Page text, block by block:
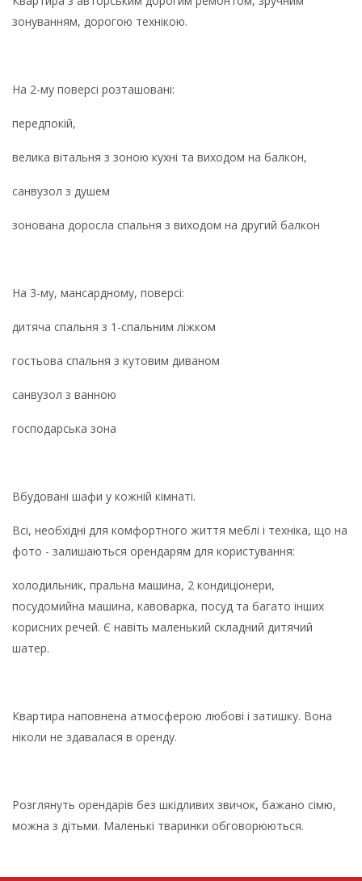
зонуванням, дорогою технікою.
На 2-му поверсі розташовані:
передпокій,
велика вітальня з зоною кухні та виходом на балкон,
санвузол з душем
зонована доросла спальня з виходом на другий балкон
На 3-му, мансардному, поверсі:
дитяча спальня з 1-спальним ліжком
гостьова спальня з кутовим диваном
санвузол з ванною
господарська зона
Вбудовані шафи у кожній кімнаті.
Всі, необхідні для комфортного життя меблі і техніка, що на
фото - залишаються орендарям для користування:
холодильник, пральна машина, 2 кондиціонери,
посудомийна машина, кавоварка, посуд та багато інших
корисних речей. Є навіть маленький складний дитячий
шатер.
Квартира наповнена атмосферою любові і затишку. Вона
ніколи не здавалася в оренду.
Розглянуть орендарів без шкідливих звичок, бажано сімю,
можна з дітьми. Маленькі тваринки обговорюються.